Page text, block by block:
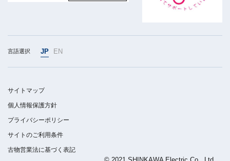
言語選択 JP EN
サイトマップ
個人情報保護方針
プライバシーポリシー
サイトのご利用条件
古物営業法に基づく表記